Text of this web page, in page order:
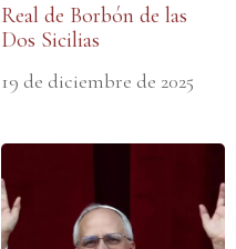
Real de Borbón de las
Dos Sicilias
19 de diciembre de 2025